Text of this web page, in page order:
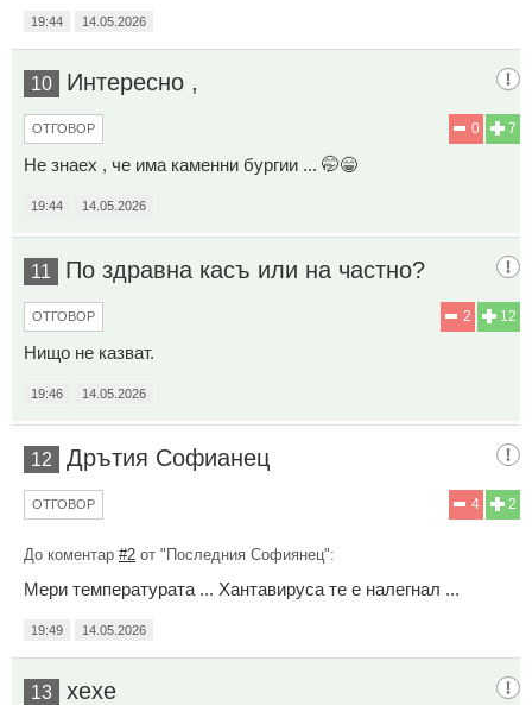
19:44 14.05.2026
10 Интересно ,
7
0
ОТГОВОР
Не знаех , че има каменни бургии ... 🤭😁
19:44 14.05.2026
11 По здравна касъ или на частно?
12
2
ОТГОВОР
Нищо не казват.
19:46 14.05.2026
12 Дрътия Софианец
2
4
ОТГОВОР
До коментар #2 от "Последния Софиянец":
Мери температурата ... Хантавируса те е налегнал ...
19:49 14.05.2026
13 хехе